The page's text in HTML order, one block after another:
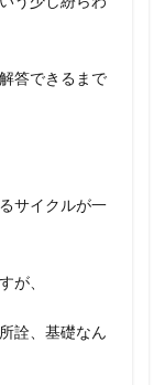
答できるまで
サイクルが一
が、
詮、基礎なん